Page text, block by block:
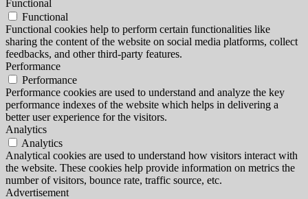
Functional
Functional
Functional cookies help to perform certain functionalities like
sharing the content of the website on social media platforms, collect
feedbacks, and other third-party features.
Performance
Performance
Performance cookies are used to understand and analyze the key
performance indexes of the website which helps in delivering a
better user experience for the visitors.
Analytics
Analytics
Analytical cookies are used to understand how visitors interact with
the website. These cookies help provide information on metrics the
number of visitors, bounce rate, traffic source, etc.
Advertisement